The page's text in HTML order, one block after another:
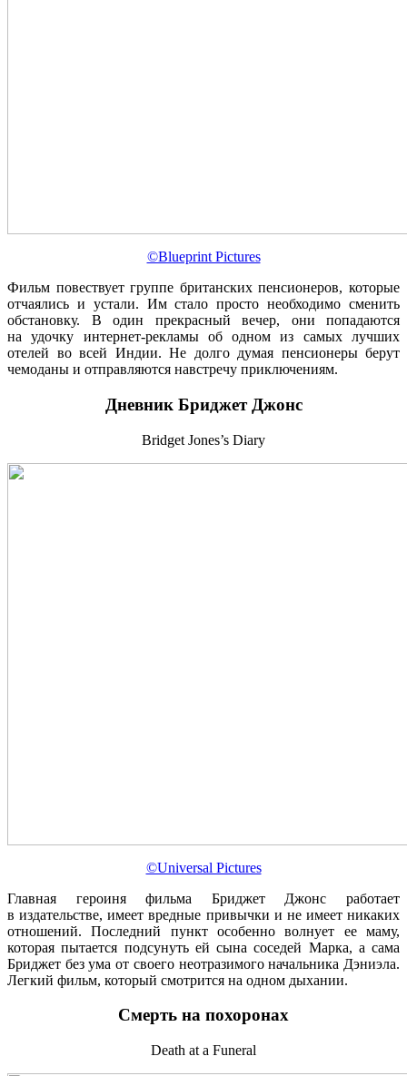
©Blueprint Pictures
Фильм повествует группе британских пенсионеров, которые
отчаялись и устали. Им стало просто необходимо сменить
обстановку. В один прекрасный вечер, они попадаются
на удочку интернет-рекламы об одном из самых лучших
отелей во всей Индии. Не долго думая пенсионеры берут
чемоданы и отправляются навстречу приключениям.
Дневник Бриджет Джонс
Bridget Jones’s Diary
©Universal Pictures
Главная героиня фильма Бриджет Джонс работает
в издательстве, имеет вредные привычки и не имеет никаких
отношений. Последний пункт особенно волнует ее маму,
которая пытается подсунуть ей сына соседей Марка, а сама
Бриджет без ума от своего неотразимого начальника Дэниэла.
Легкий фильм, который смотрится на одном дыхании.
Смерть на похоронах
Death at a Funeral